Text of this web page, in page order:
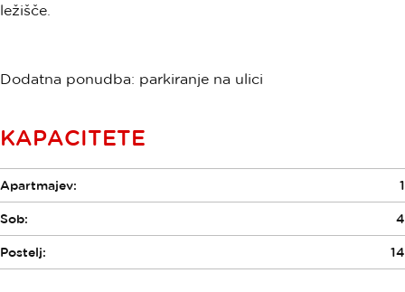
ležišče.
Dodatna ponudba: parkiranje na ulici
KAPACITETE
Apartmajev: 1
Sob: 4
Postelj: 14